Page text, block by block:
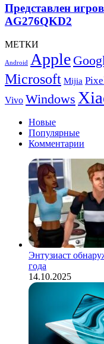
монитор
AOC
AGON
AG276QKD2
Представлен
AG276QKD2
МЕТКИ
Android Apple
Microsoft Mijia
Vivo Windows
Новые
Популярные
Комментарии
Энтузиаст
года
14.10.2025